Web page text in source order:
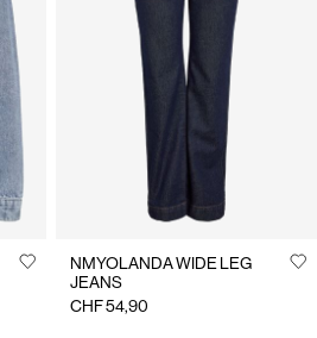
NMYOLANDA WIDE LEG
JEANS
CHF 54,90